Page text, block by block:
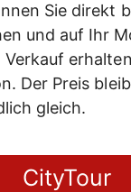
Sie direkt
und auf Ihr
Verkauf
Der Preis
gleich.
CityTour